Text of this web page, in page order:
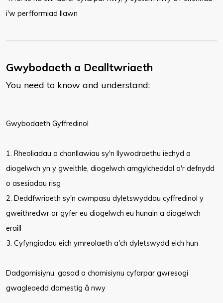
i'w perfformiad llawn
Gwybodaeth a Dealltwriaeth
You need to know and understand:
Gwybodaeth Gyffredinol
1. Rheoliadau a chanllawiau sy'n llywodraethu iechyd a
diogelwch yn y gweithle, diogelwch amgylcheddol a'r defnydd
o asesiadau risg
2. Deddfwriaeth sy'n cwmpasu dyletswyddau cyffredinol y
gweithredwr ar gyfer eu diogelwch eu hunain a diogelwch
eraill
3. Cyfyngiadau eich ymreolaeth a'ch dyletswydd eich hun
Dadgomisiynu, gosod a chomisiynu cyfarpar gwresogi
gwagleoedd domestig â nwy